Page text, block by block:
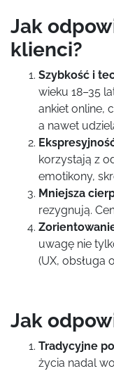
Jak
klienci?
Szybkość i
wieku 18–35
ankiet online,
a nawet
korzystają z
emotikony,
Mniejsza
rezygnują.
uwagę nie
(UX, obsługa
Jak
Tradycyjne
życia nadal